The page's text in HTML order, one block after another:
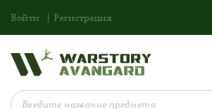
Войти Регистрация